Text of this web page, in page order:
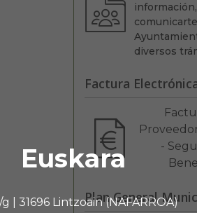
Euskara
| 31696 Lintzoain (NAFARROA)
información,
diversos
Factura
-
Plan General